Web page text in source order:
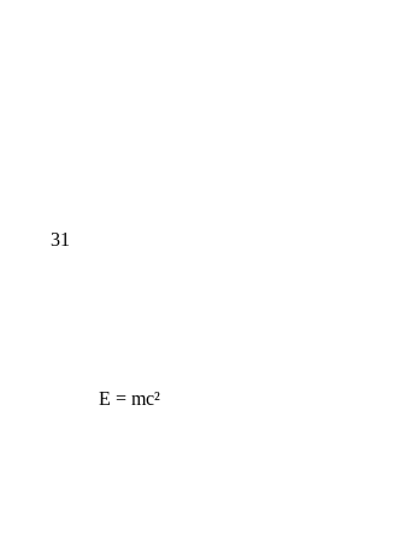
E = mc²
31